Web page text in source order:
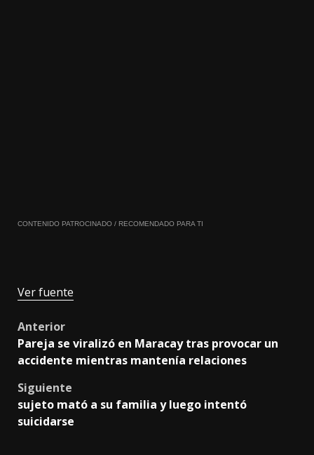
CONTENIDO PATROCINADO / RECOMENDADO PARA TI
Ver fuente
Post
navigation
Anterior
Pareja se viralizó en Maracay tras provocar un
accidente mientras mantenía relaciones
Siguiente
sujeto mató a su familia y luego intentó
suicidarse